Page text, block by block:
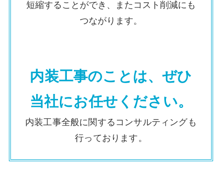
短縮することができ、またコスト削減にも
つながります。
内装工事のことは、ぜひ
当社にお任せください。
内装工事全般に関するコンサルティングも
行っております。